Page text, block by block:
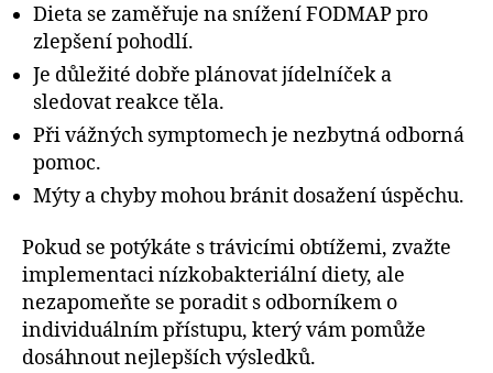
Dieta se zaměřuje na snížení FODMAP pro
zlepšení pohodlí.
Je důležité dobře plánovat jídelníček a
sledovat reakce těla.
Při vážných symptomech je nezbytná odborná
pomoc.
Mýty a chyby mohou bránit dosažení úspěchu.
Pokud se potýkáte s trávicími obtížemi, zvažte
implementaci nízkobakteriální diety, ale
nezapomeňte se poradit s odborníkem o
individuálním přístupu, který vám pomůže
dosáhnout nejlepších výsledků.